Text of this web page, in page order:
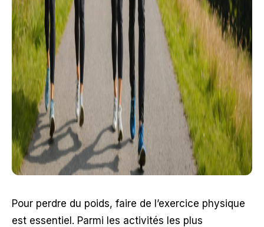
Pour perdre du poids, faire de l’exercice physique
est essentiel. Parmi les activités les plus